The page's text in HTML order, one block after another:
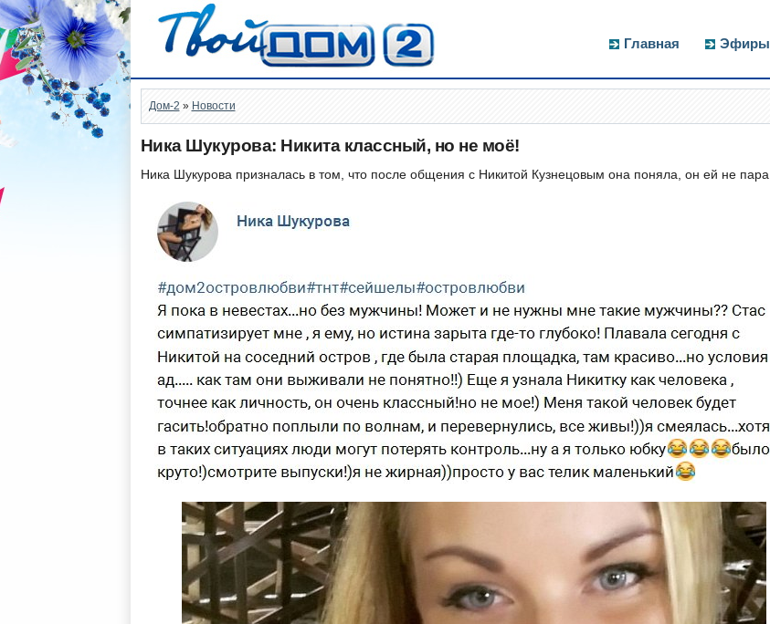
Главная Эфиры
Дом-2 » Новости
Ника Шукурова: Никита классный, но не моё!
Ника Шукурова призналась в том, что после общения с Никитой Кузнецовым она поняла, он ей не пара.